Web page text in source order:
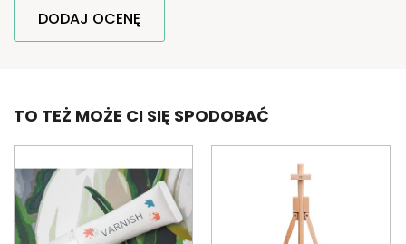
DODAJ OCENĘ
TO TEŻ MOŻE CI SIĘ SPODOBAĆ